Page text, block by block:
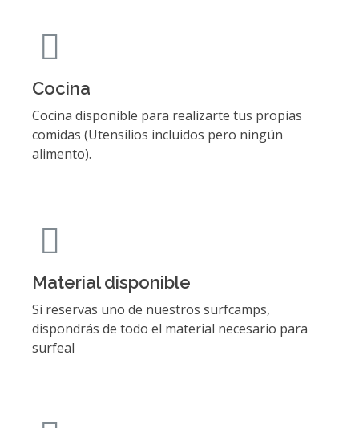
Cocina
Cocina disponible para realizarte tus propias
comidas (Utensilios incluidos pero ningún
alimento).
Material disponible
Si reservas uno de nuestros surfcamps,
dispondrás de todo el material necesario para
surfeal